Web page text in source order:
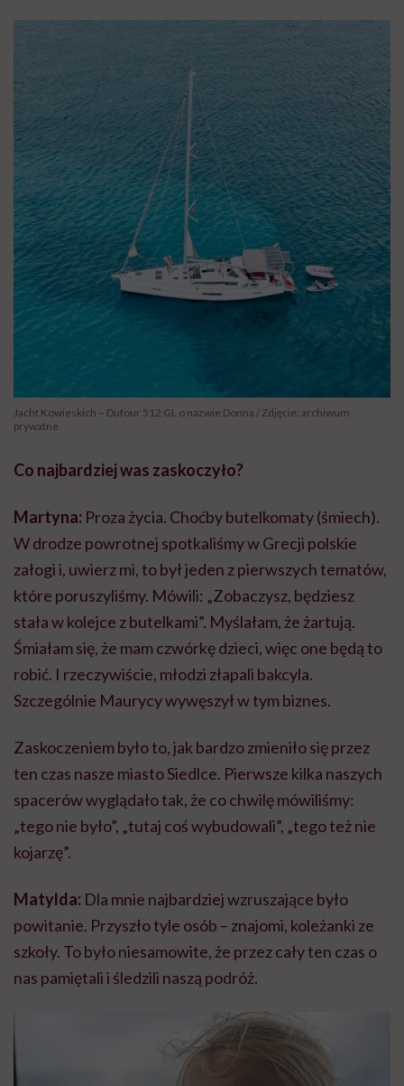
Jacht Kowieskich – Dufour 512 GL o nazwie Donna / Zdjęcie: archiwum
prywatne
Co najbardziej was zaskoczyło?
Martyna: Proza życia. Choćby butelkomaty (śmiech).
W drodze powrotnej spotkaliśmy w Grecji polskie
załogi i, uwierz mi, to był jeden z pierwszych tematów,
które poruszyliśmy. Mówili: „Zobaczysz, będziesz
stała w kolejce z butelkami”. Myślałam, że żartują.
Śmiałam się, że mam czwórkę dzieci, więc one będą to
robić. I rzeczywiście, młodzi złapali bakcyla.
Szczególnie Maurycy wywęszył w tym biznes.
Zaskoczeniem było to, jak bardzo zmieniło się przez
ten czas nasze miasto Siedlce. Pierwsze kilka naszych
spacerów wyglądało tak, że co chwilę mówiliśmy:
„tego nie było”, „tutaj coś wybudowali”, „tego też nie
kojarzę”.
Matylda: Dla mnie najbardziej wzruszające było
powitanie. Przyszło tyle osób – znajomi, koleżanki ze
szkoły. To było niesamowite, że przez cały ten czas o
nas pamiętali i śledzili naszą podróż.